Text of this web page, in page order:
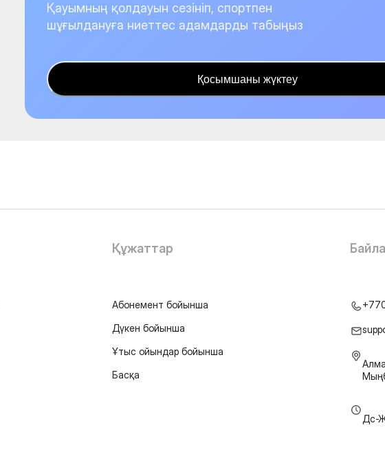
Қауымның қолдауын сезініп, спортпен
шұғылдануға ниеттес адамдарды табыңыз
Қосымшаны жүктеу
Құжаттар
Абонемент бойынша
Дүкен бойынша
Ұтыс ойындар бойынша
Басқа
Дс-